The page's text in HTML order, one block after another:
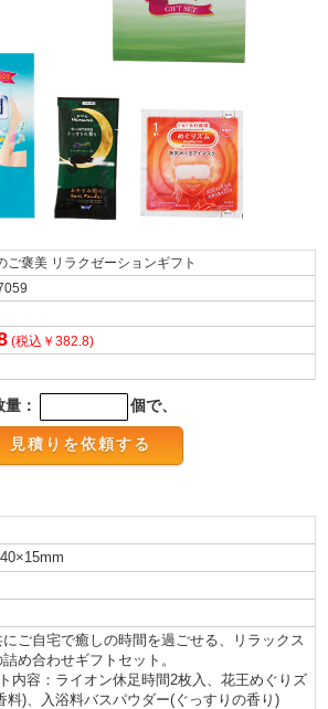
ご褒美 リラクゼーションギフト
(税込￥382.8)
量： 個で、
ご自宅で癒しの時間を過ごせる、リラックス
め合わせギフトセット。
内容：ライオン休足時間2枚入、花王めぐりズ
料)、入浴料バスパウダー(ぐっすりの香り)